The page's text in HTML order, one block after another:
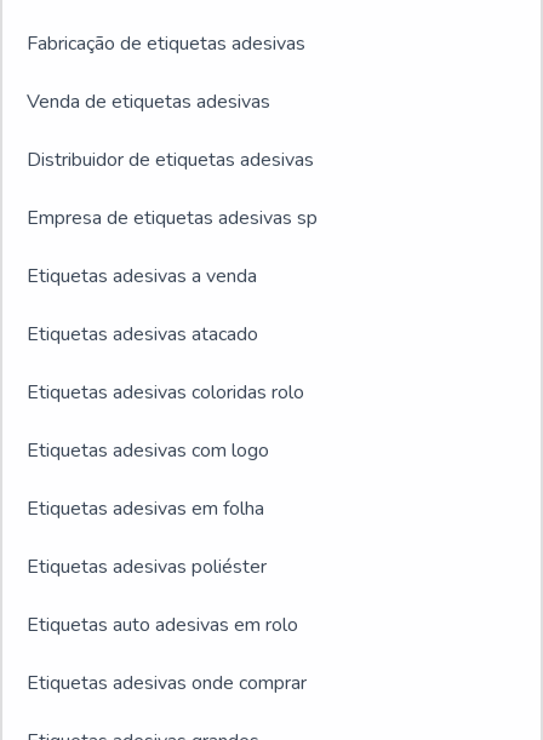
Fabricação de etiquetas adesivas
Venda de etiquetas adesivas
Distribuidor de etiquetas adesivas
Empresa de etiquetas adesivas sp
Etiquetas adesivas a venda
Etiquetas adesivas atacado
Etiquetas adesivas coloridas rolo
Etiquetas adesivas com logo
Etiquetas adesivas em folha
Etiquetas adesivas poliéster
Etiquetas auto adesivas em rolo
Etiquetas adesivas onde comprar